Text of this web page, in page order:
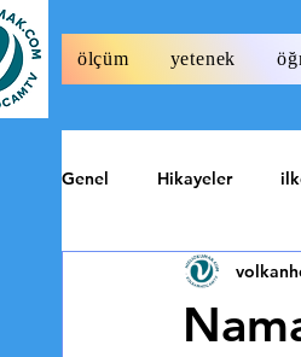
ölçüm yetenek
Genel Hikayeler
Özel